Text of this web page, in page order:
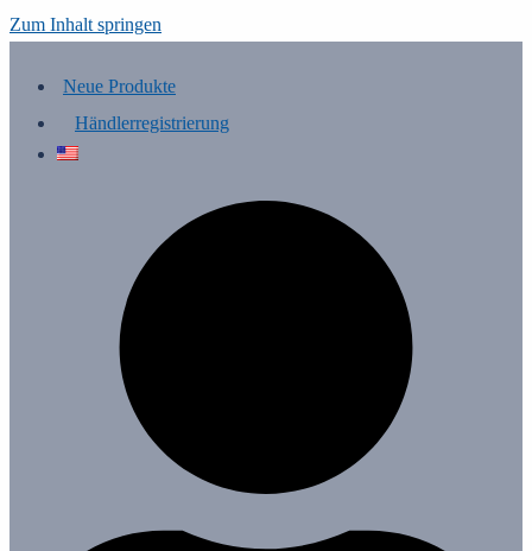
Zum Inhalt springen
Neue Produkte
Händlerregistrierung